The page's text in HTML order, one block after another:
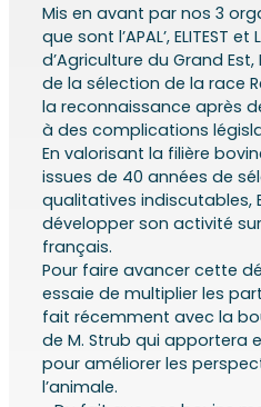
Mis en avant par nos 3
que sont l’APAL’, ELITEST
d’Agriculture du Grand Est,
de la sélection de la race
la reconnaissance après
à des complications
En valorisant la filière
issues de 40 années de
qualitatives indiscutables,
développer son activité
français.
Pour faire avancer cette
essaie de multiplier les
fait récemment avec la
de M. Strub qui apportera
pour améliorer les
l’animale.